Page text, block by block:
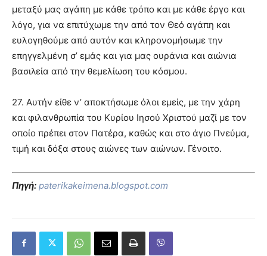
μεταξύ μας αγάπη με κάθε τρόπο και με κάθε έργο και
λόγο, για να επιτύχωμε την από τον Θεό αγάπη και
ευλογηθούμε από αυτόν και κληρονομήσωμε την
επηγγελμένη σ’ εμάς και για μας ουράνια και αιώνια
βασιλεία από την θεμελίωση του κόσμου.
27. Αυτήν είθε ν’ αποκτήσωμε όλοι εμείς, με την χάρη
και φιλανθρωπία του Κυρίου Ιησού Χριστού μαζί με τον
οποίο πρέπει στον Πατέρα, καθώς και στο άγιο Πνεύμα,
τιμή και δόξα στους αιώνες των αιώνων. Γένοιτο.
Πηγή: paterikakeimena.blogspot.com